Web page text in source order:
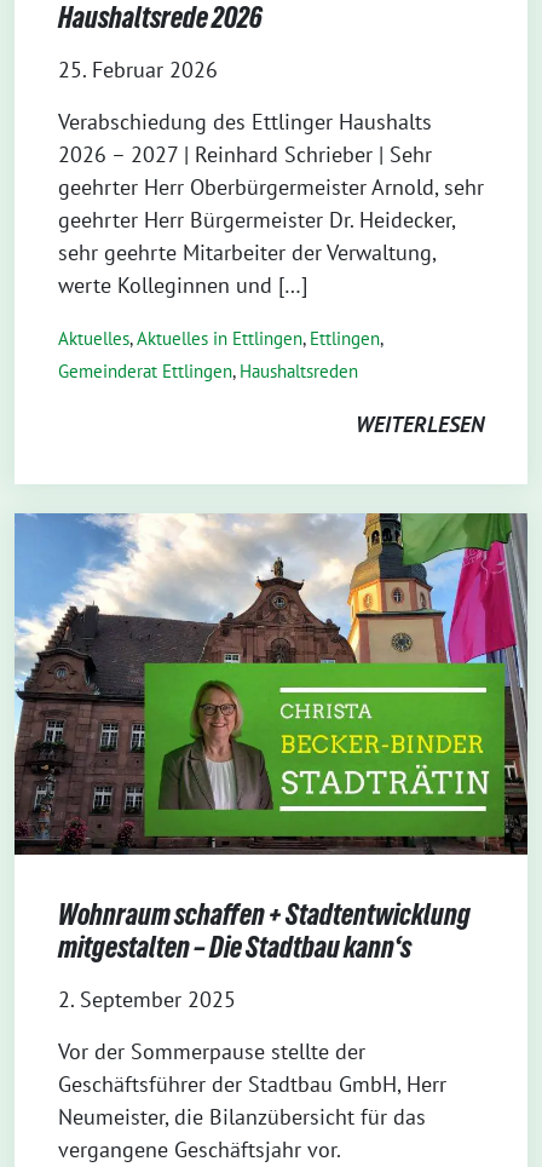
Haushaltsrede 2026
25. Februar 2026
Verabschiedung des Ettlinger Haushalts
2026 – 2027 | Reinhard Schrieber | Sehr
geehrter Herr Oberbürgermeister Arnold, sehr
geehrter Herr Bürgermeister Dr. Heidecker,
sehr geehrte Mitarbeiter der Verwaltung,
werte Kolleginnen und […]
Aktuelles,Aktuelles in Ettlingen, Ettlingen,
Gemeinderat Ettlingen, Haushaltsreden
WEITERLESEN
Wohnraum schaffen + Stadtentwicklung
mitgestalten – Die Stadtbau kann‘s
2. September 2025
Vor der Sommerpause stellte der
Geschäftsführer der Stadtbau GmbH, Herr
Neumeister, die Bilanzübersicht für das
vergangene Geschäftsjahr vor.